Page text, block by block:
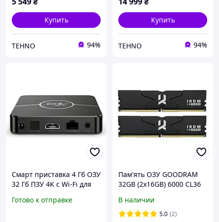
Купить
TEHNO 94%
Купить
TEHNO 94%
Смарт приставка 4 Гб ОЗУ
32 Гб ПЗУ 4K с Wi-Fi для
мультимедийный центр
Готово к отправке
Пам'ять ОЗУ GOODRAM
32GB (2x16GB) 6000 CL36
6000D564L36S/32GDC)
В наличии
5.0 (2)